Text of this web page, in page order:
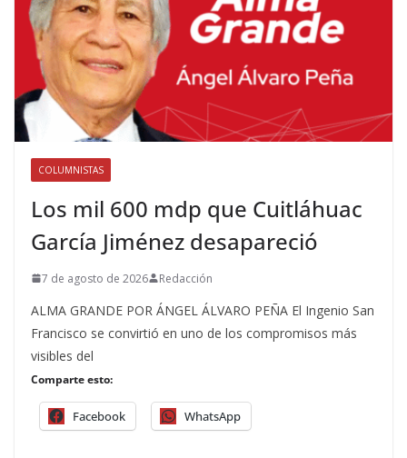
COLUMNISTAS
Los mil 600 mdp que Cuitláhuac
García Jiménez desapareció
7 de agosto de 2026 Redacción
ALMA GRANDE POR ÁNGEL ÁLVARO PEÑA El Ingenio San
Francisco se convirtió en uno de los compromisos más
visibles del
Comparte esto:
Facebook WhatsApp